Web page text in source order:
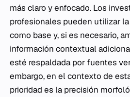
más claro y enfocado. Los
profesionales pueden utilizar
como base y, si es necesario,
información contextual
esté respaldada por fuentes
embargo, en el contexto de
prioridad es la precisión